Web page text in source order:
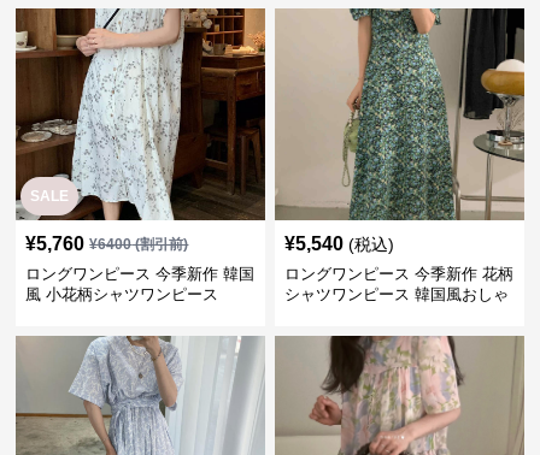
SALE
¥5,760 ¥6400(割引前)
ロングワンピース 今季新作 韓国
風 小花柄シャツワンピース
¥5,540 (税込)
ロングワンピース 今季新作 花柄
シャツワンピース 韓国風おしゃ